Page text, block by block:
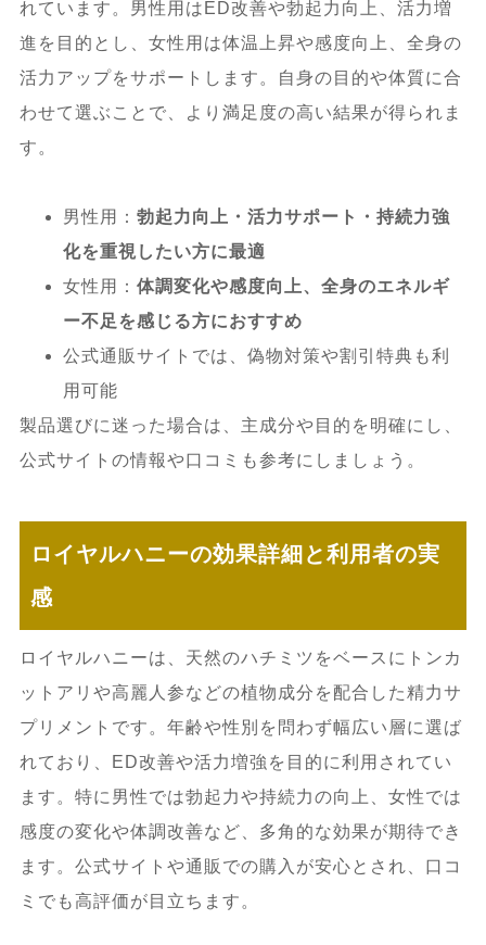
れています。男性用はED改善や勃起力向上、活力増
進を目的とし、女性用は体温上昇や感度向上、全身の
活力アップをサポートします。自身の目的や体質に合
わせて選ぶことで、より満足度の高い結果が得られま
す。
男性用： 勃起力向上・活力サポート・持続力強
化を重視したい方に最適
女性用： 体調変化や感度向上、全身のエネルギ
ー不足を感じる方におすすめ
公式通販サイトでは、偽物対策や割引特典も利
用可能
製品選びに迷った場合は、主成分や目的を明確にし、
公式サイトの情報や口コミも参考にしましょう。
ロイヤルハニーの効果詳細と利用者の実
感
ロイヤルハニーは、天然のハチミツをベースにトンカ
ットアリや高麗人参などの植物成分を配合した精力サ
プリメントです。年齢や性別を問わず幅広い層に選ば
れており、ED改善や活力増強を目的に利用されてい
ます。特に男性では勃起力や持続力の向上、女性では
感度の変化や体調改善など、多角的な効果が期待でき
ます。公式サイトや通販での購入が安心とされ、口コ
ミでも高評価が目立ちます。